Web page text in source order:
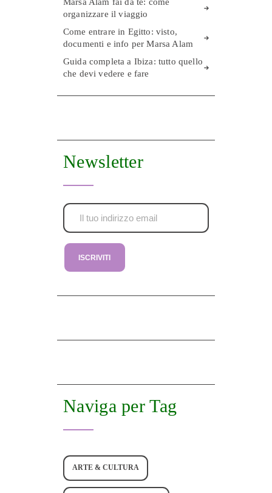
organizzare il viaggio
Come entrare in Egitto: visto,
documenti e info per Marsa Alam
Guida completa a Ibiza: tutto quello
che devi vedere e fare
Newsletter
Naviga per Tag
ARTE & CULTURA